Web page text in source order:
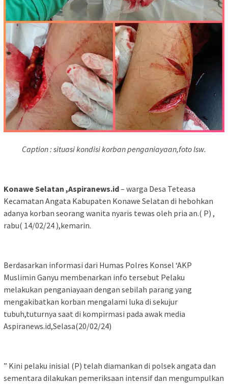
Caption : situasi kondisi korban penganiayaan,foto lsw.
Konawe Selatan ,Aspiranews.id– warga Desa Teteasa
Kecamatan Angata Kabupaten Konawe Selatan di hebohkan
adanya korban seorang wanita nyaris tewas oleh pria an.( P) ,
rabu( 14/02/24 ),kemarin.
Berdasarkan informasi dari Humas Polres Konsel ‘AKP
Muslimin Ganyu membenarkan info tersebut Pelaku
melakukan penganiayaan dengan sebilah parang yang
mengakibatkan korban mengalami luka di sekujur
tubuh,tuturnya saat di kompirmasi pada awak media
Aspiranews.id,Selasa(20/02/24)
” Kini pelaku inisial (P) telah diamankan di polsek angata dan
sementara dilakukan pemeriksaan intensif dan mengumpulkan